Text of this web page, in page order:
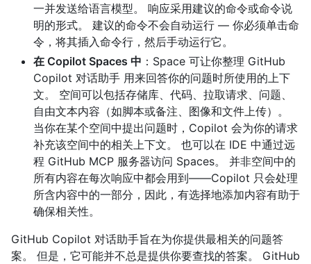
一并发送给语言模型。 响应采用建议的命令或命令说
明的形式。 建议的命令不会自动运行 — 你必须单击命
令，将其插入命令行，然后手动运行它。
在 Copilot Spaces 中 ：Space 可让你整理 GitHub
Copilot 对话助手 用来回答你的问题时所使用的上下
文。 空间可以包括存储库、代码、拉取请求、问题、
自由文本内容（如脚本或备注、图像和文件上传）。
当你在某个空间中提出问题时，Copilot 会为你的请求
补充该空间中的相关上下文。 也可以在 IDE 中通过远
程 GitHub MCP 服务器访问 Spaces。 并非空间中的
所有内容在每次响应中都会用到——Copilot 只会处理
所含内容中的一部分，因此，有选择地添加内容有助于
确保相关性。
GitHub Copilot 对话助手旨在为你提供最相关的问题答
案。 但是，它可能并不总是提供你要查找的答案。 GitHub